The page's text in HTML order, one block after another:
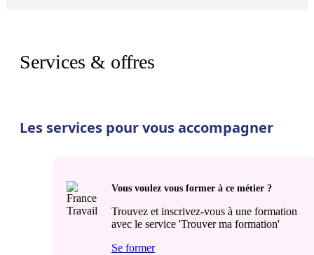
Services & offres
Les services pour vous accompagner
Vous voulez vous former à ce métier ?
Trouvez et inscrivez-vous à une formation
avec le service 'Trouver ma formation'
Se former